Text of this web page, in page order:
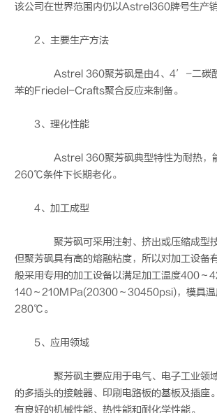
该公司在世界范围内仍以Astrel360牌号生产销
2、主要生产方法
Astrel 360聚芳砜是由4、4′-二碳酰
苯的Friedel-Crafts聚合反应来制备。
3、理化性能
Astrel 360聚芳砜典型特性为耐热，
260℃条件下长期老化。
4、加工成型
聚芳砜可采用注射、挤出或压缩成型技
但聚芳砜具有高的熔融粘度，所以对加工设备
般采用专用的加工设备以满足加工温度400～
140～210MPa(20300～30450psi)，模具温
280℃。
5、应用领域
聚芳砜主要应用于电气、电子工业领
的多插头的接触器、印刷电路板的基板及插座
有良好的机械性能、热性能和耐化学性能。